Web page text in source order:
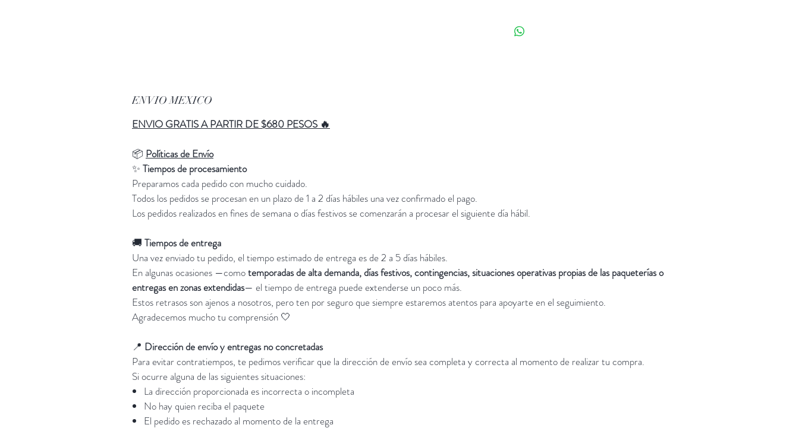
ENVIO MEXICO
ENVIO GRATIS A PARTIR DE $680 PESOS 🔥
📦 Políticas de Envío
✨ Tiempos de procesamiento
Preparamos cada pedido con mucho cuidado.
Todos los pedidos se procesan en un plazo de 1 a 2 días hábiles una vez confirmado el pago.
Los pedidos realizados en fines de semana o días festivos se comenzarán a procesar el siguiente día hábil.
🚚 Tiempos de entrega
Una vez enviado tu pedido, el tiempo estimado de entrega es de 2 a 5 días hábiles.
En algunas ocasiones —comotemporadas de alta demanda, días festivos, contingencias, situaciones operativas propias de las paqueterías o
entregas en zonas extendidas— el tiempo de entrega puede extenderse un poco más.
Estos retrasos son ajenos a nosotros, pero ten por seguro que siempre estaremos atentos para apoyarte en el seguimiento.
Agradecemos mucho tu comprensión 🤍
📍 Dirección de envío y entregas no concretadas
Para evitar contratiempos, te pedimos verificar que la dirección de envío sea completa y correcta al momento de realizar tu compra.
Si ocurre alguna de las siguientes situaciones:
La dirección proporcionada es incorrecta o incompleta
No hay quien reciba el paquete
El pedido es rechazado al momento de la entrega